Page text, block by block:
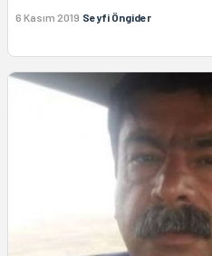
6 Kasım 2019 Seyfi Öngider